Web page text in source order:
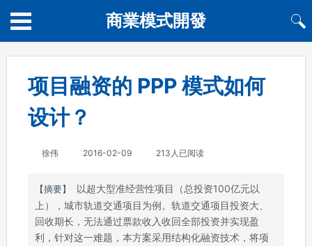
商業模式開發
项目融资的 PPP 模式如何
设计？
徐伟 2016-02-09 213人已阅读
【摘要】
以超大型准经营性项目（总投资100亿元以
上），城市轨道交通项目为例。轨道交通项目投资大、
回收期长，无法通过票款收入收回全部投资并实现盈
利，针对这一难题，本方案采用结构化融资技术，将项